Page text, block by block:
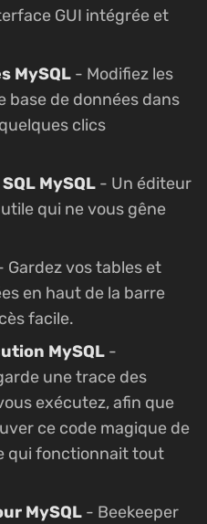
GUI intégrée et
MySQL - Modifiez les
base de données dans
clics
MySQL - Un éditeur
qui ne vous gêne
Gardez vos tables et
en haut de la barre
facile.
MySQL -
une trace des
exécutez, afin que
ce code magique de
qui fonctionnait tout
MySQL - Beekeeper